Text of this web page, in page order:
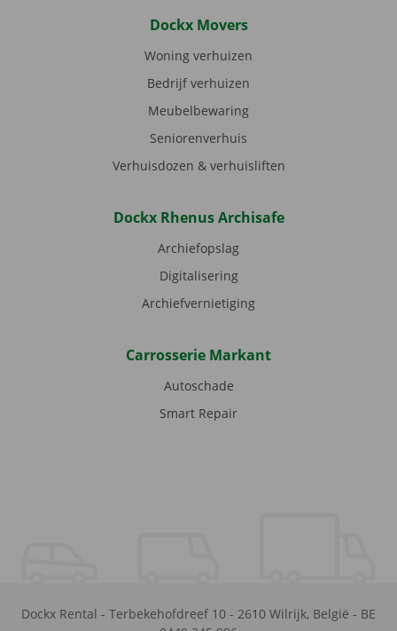
Dockx Movers
Woning verhuizen
Bedrijf verhuizen
Meubelbewaring
Seniorenverhuis
Verhuisdozen & verhuisliften
Dockx Rhenus Archisafe
Archiefopslag
Digitalisering
Archiefvernietiging
Carrosserie Markant
Autoschade
Smart Repair
Dockx Rental - Terbekehofdreef 10 - 2610 Wilrijk, België - BE